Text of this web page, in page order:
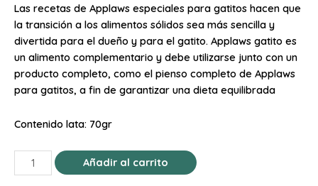
Las recetas de Applaws especiales para gatitos hacen que
la transición a los alimentos sólidos sea más sencilla y
divertida para el dueño y para el gatito. Applaws gatito es
un alimento complementario y debe utilizarse junto con un
producto completo, como el pienso completo de Applaws
para gatitos, a fin de garantizar una dieta equilibrada
Contenido lata: 70gr
Añadir al carrito